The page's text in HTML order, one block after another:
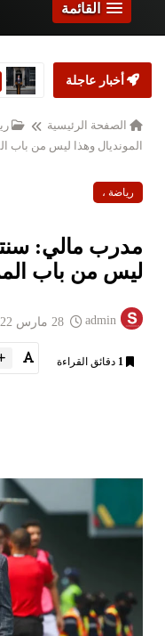
القائمة
أخبار عاجلة
الصفحة الرئيسية
المونديال وهذا ليس من باب
رياضة ،
مدرب مالي:
ليس من باب
admin
1 دقائق القراءة